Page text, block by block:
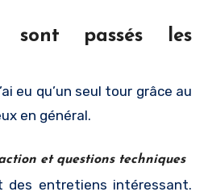
sont passés les
eu qu’un seul tour grâce au
en général.
et questions techniques
des entretiens intéressant.